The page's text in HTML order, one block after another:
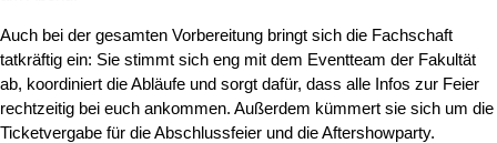
Auch bei der gesamten Vorbereitung bringt sich die Fachschaft
tatkräftig ein: Sie stimmt sich eng mit dem Eventteam der Fakultät
ab, koordiniert die Abläufe und sorgt dafür, dass alle Infos zur Feier
rechtzeitig bei euch ankommen. Außerdem kümmert sie sich um die
Ticketvergabe für die Abschlussfeier und die Aftershowparty.